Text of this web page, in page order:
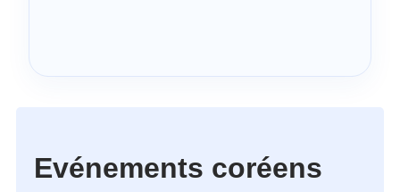
Evénements coréens